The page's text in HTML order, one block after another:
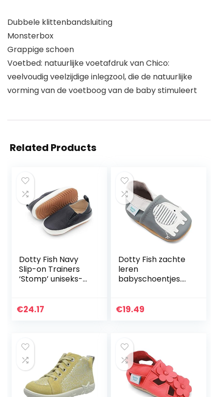
Dubbele klittenbandsluiting
Monsterbox
Grappige schoen
Voetbed: natuurlijke voetafdruk van Chico:
veelvoudig veelzijdige inlegzool, die de natuurlijke
vorming van de voetboog van de baby stimuleert
Related Products
Dotty Fish Navy
Slip-on Trainers
‘Stomp’ uniseks-
€24.17
Dotty Fish zachte
leren
babyschoentjes.
Babyslofjes. Met
€19.49